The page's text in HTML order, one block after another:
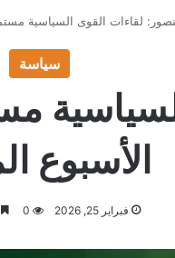
لقاءات القوى السياسية
سياسة
الأسبوع
فبراير 25, 2026 0